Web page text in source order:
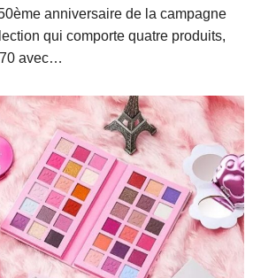
anniversaire de la campagne
qui comporte quatre produits,
avec…